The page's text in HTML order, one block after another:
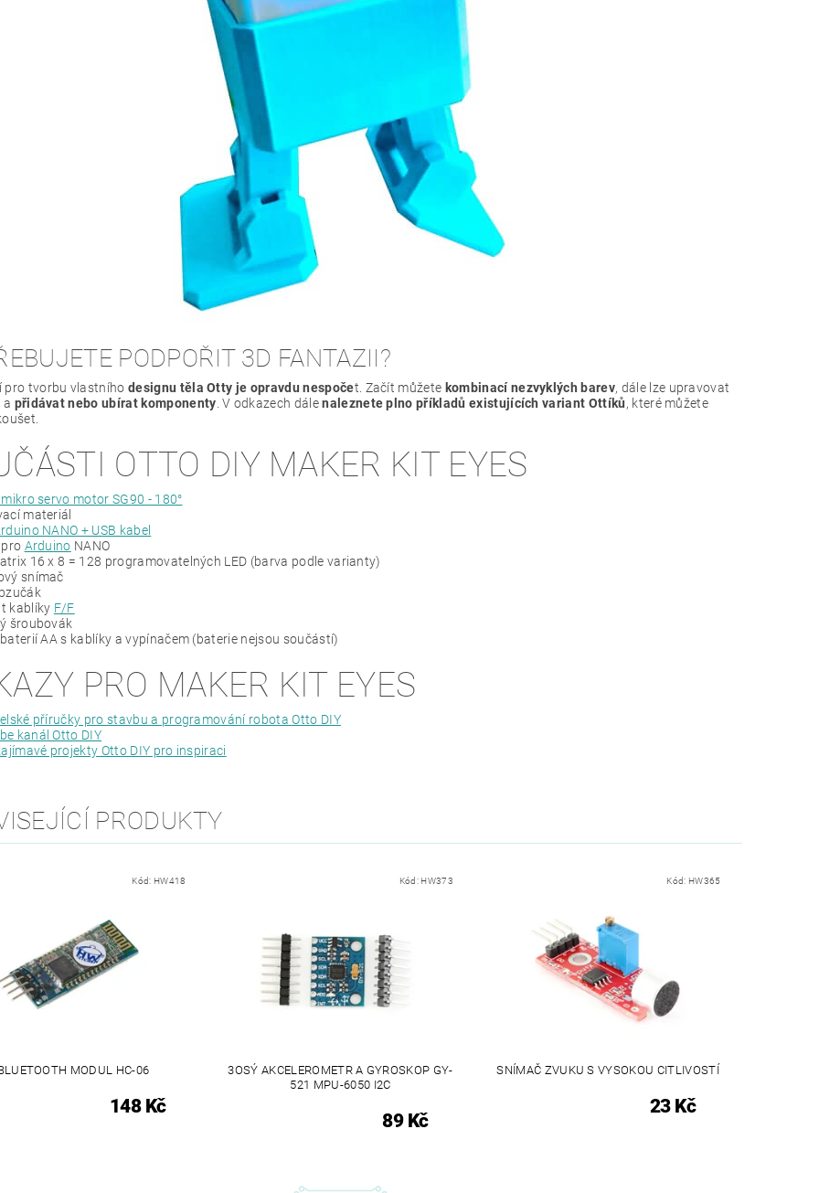
PODPOŘIT 3D FANTAZII?
pro tvorbu vlastníhodesignu těla Otty je opravdu nespočet. Začít můžete kombinací nezvyklých barev, dále lze upravovat
a přidávat nebo ubírat komponenty . V odkazech dálenaleznete plno příkladů existujících variant Ottíků, které můžete
OTTO DIY MAKER KIT EYES
servo motor SG90 - 180°
materiál
NANO + USB kabel
Arduino NANO
16 x 8 = 128 programovatelných LED (barva podle varianty)
snímač
kablíky F/F
šroubovák
AA s kablíky a vypínačem (baterie nejsou součástí)
PRO MAKER KIT EYES
příručky pro stavbu a programování robota Otto DIY
kanál Otto DIY
projekty Otto DIY pro inspiraci
PRODUKTY
Kód: HW418
MODUL HC-06
148 Kč
Kód: HW373
3OSÝ AKCELEROMETR A GYROSKOP GY-
521 MPU-6050 I2C
89 Kč
Kód: HW365
SNÍMAČ ZVUKU S VYSOKOU CITLIVOSTÍ
23 Kč